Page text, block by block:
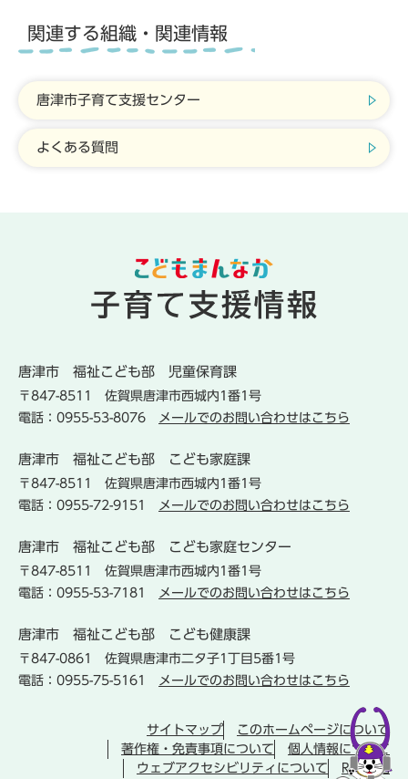
関連する組織・関連情報
唐津市子育て支援センター
よくある質問
唐津市 福祉こども部 児童保育課
〒847-8511
佐賀県唐津市西城内1番1号
電話：0955-53-8076
メールでのお問い合わせはこちら
唐津市 福祉こども部 こども家庭課
〒847-8511
佐賀県唐津市西城内1番1号
電話：0955-72-9151
メールでのお問い合わせはこちら
唐津市 福祉こども部 こども家庭センター
〒847-8511
佐賀県唐津市西城内1番1号
電話：0955-53-7181
メールでのお問い合わせはこちら
唐津市 福祉こども部 こども健康課
〒847-0861
佐賀県唐津市二タ子1丁目5番1号
電話：0955-75-5161
メールでのお問い合わせはこちら
サイトマップ
このホームページについて
著作権・免責事項について
個人情報について
ウェブアクセシビリティについて
RSS配信